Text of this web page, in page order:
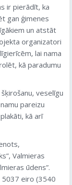
ir pierādīt, ka
gan ģimenes
un atstāt
organizatori
lai nama
kā paradumu
veselīgu
pareizu
kā arī
Valmieras
ūdens”.
5037 eiro (3540